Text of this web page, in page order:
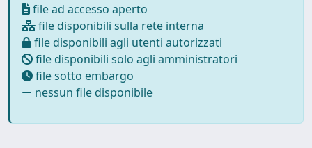
file ad accesso aperto
file disponibili sulla rete interna
file disponibili agli utenti autorizzati
file disponibili solo agli amministratori
file sotto embargo
nessun file disponibile